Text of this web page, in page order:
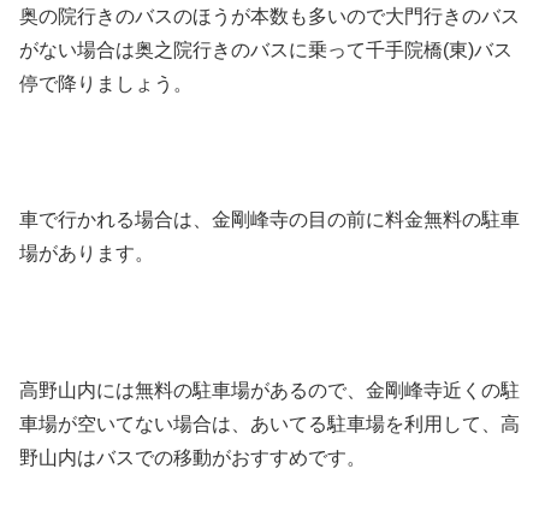
奥の院行きのバスのほうが本数も多いので大門行きのバス
がない場合は奥之院行きのバスに乗って千手院橋(東)バス
停で降りましょう。
車で行かれる場合は、金剛峰寺の目の前に料金無料の駐車
場があります。
高野山内には無料の駐車場があるので、金剛峰寺近くの駐
車場が空いてない場合は、あいてる駐車場を利用して、高
野山内はバスでの移動がおすすめです。